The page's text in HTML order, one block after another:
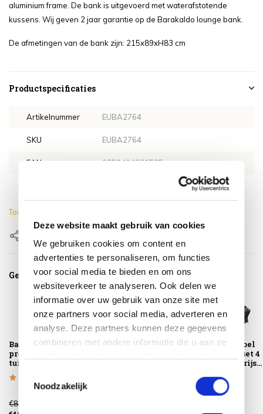
Deze website maakt gebruik van cookies
We gebruiken cookies om content en
advertenties te personaliseren, om functies
voor social media te bieden en om ons
websiteverkeer te analyseren. Ook delen we
informatie over uw gebruik van onze site met
onze partners voor social media, adverteren en
analyse. Deze partners kunnen deze gegevens
combineren met andere informatie die u aan ze
Noodzakelijk
aluminium frame. De bank is uitgevoerd met waterafstotende
kussens. Wij geven 2 jaar garantie op de Barakaldo lounge bank.
De afmetingen van de bank zijn: 215x89xH83 cm
Productspecificaties
Artikelnummer EUBA2764
SKU EUBA2764
EAN 0659424231585
Toon meer
Gerelateerde producten
Barakaldo
premium lounge
tuinstoel grijs
€899,00
Barakaldo
tuintafel 120x75
Barakaldo stoel
bank loungeset 4
delig bruin grijs...